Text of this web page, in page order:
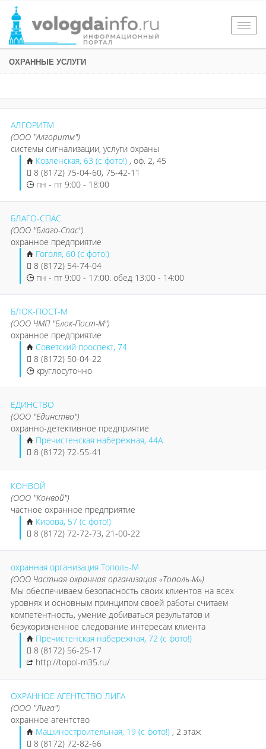
ОХРАННЫЕ УСЛУГИ
АЛГОРИТМ
(ООО "Алгоритм")
системы сигнализации, услуги охраны
Козленская, 63 (с фото!) , оф. 2, 45
8 (8172) 75-04-60, 75-42-11
пн - пт 9:00 - 18:00
БЛАГО-СПАС
(ООО "Благо-Спас")
охранное предприятие
Гоголя, 60 (с фото!)
8 (8172) 54-74-04
пн - пт 9:00 - 17:00. обед 13:00 - 14:00
БЛОК-ПОСТ-М
(ООО ЧМП "Блок-Пост-М")
охранное предприятие
Советский проспект, 74
8 (8172) 50-04-22
круглосуточно
ЕДИНСТВО
(ООО "Единство")
охранно-детективное предприятие
Пречистенская набережная, 44А
8 (8172) 72-55-41
КОНВОЙ
(ООО "Конвой")
частное охранное предприятие
Кирова, 57 (с фото!)
8 (8172) 72-72-73, 21-00-22
охранная организация Тополь-М
(ООО Частная охранная организация «Тополь-М»)
Мы обеспечиваем безопасность своих клиентов на всех
уровнях и основным принципом своей работы считаем
компетентность, умение добиваться результатов и
безукоризненное следование интересам клиента
Пречистенская набережная, 72 (с фото!)
8 (8172) 56-25-17
http://topol-m35.ru/
ОХРАННОЕ АГЕНТСТВО ЛИГА
(ООО "Лига")
охранное агентство
Машиностроительная, 19 (с фото!) , 2 этаж
8 (8172) 72-82-66